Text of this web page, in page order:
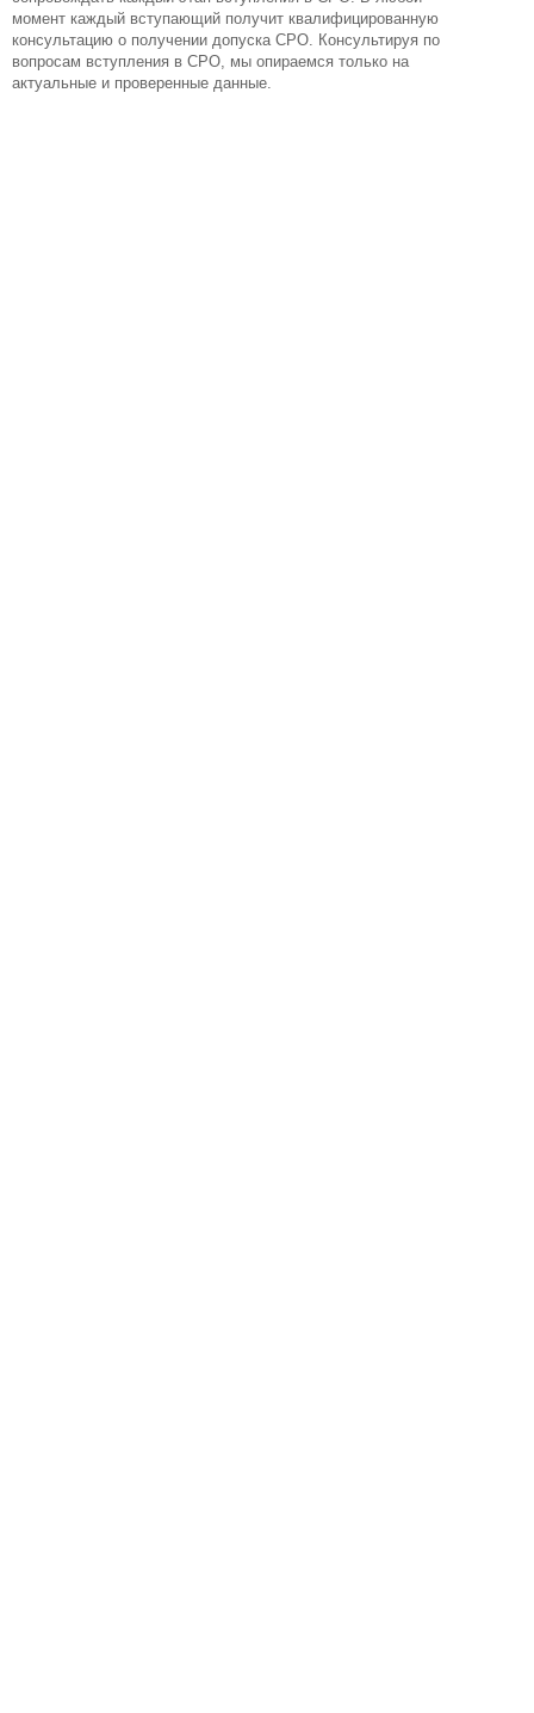
момент каждый вступающий получит квалифицированную
консультацию о получении допуска СРО. Консультируя по
вопросам вступления в СРО, мы опираемся только на
актуальные и проверенные данные.